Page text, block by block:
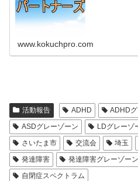
www.kokuchpro.com
活動報告 ADHD ADHD
ASDグレーゾーン
LDグレーゾ
さいたま市
交流会 埼玉
発達障害
発達障害グレーゾーン
自閉症スペクトラム